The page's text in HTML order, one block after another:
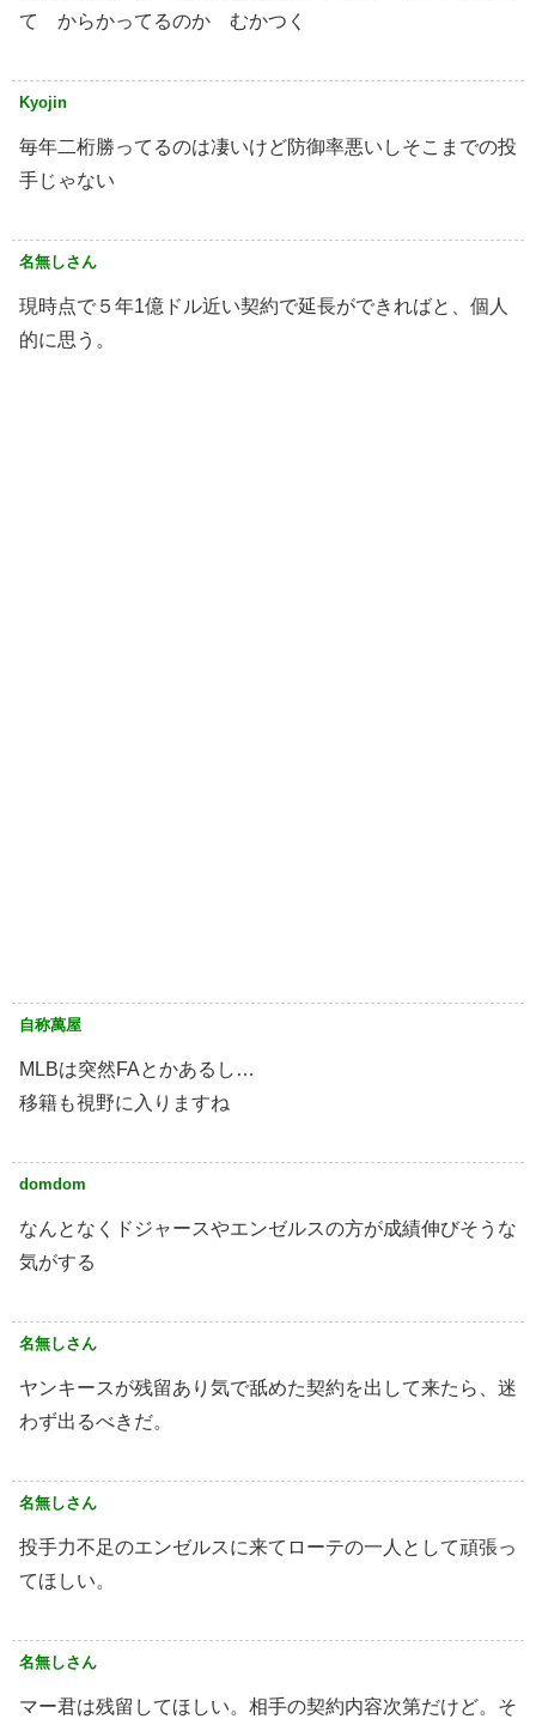
て からかってるのか むかつく
Kyojin
毎年二桁勝ってるのは凄いけど防御率悪いしそこまでの投
手じゃない
名無しさん
現時点で５年1億ドル近い契約で延長ができればと、個人
的に思う。
自称萬屋
MLBは突然FAとかあるし…
移籍も視野に入りますね
domdom
なんとなくドジャースやエンゼルスの方が成績伸びそうな
気がする
名無しさん
ヤンキースが残留あり気で舐めた契約を出して来たら、迷
わず出るべきだ。
名無しさん
投手力不足のエンゼルスに来てローテの一人として頑張っ
てほしい。
名無しさん
マー君は残留してほしい。相手の契約内容次第だけど。そ